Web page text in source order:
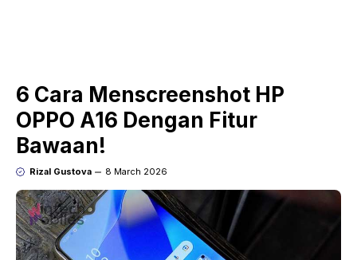
6 Cara Menscreenshot HP
OPPO A16 Dengan Fitur
Bawaan!
Rizal Gustova 8 March 2026